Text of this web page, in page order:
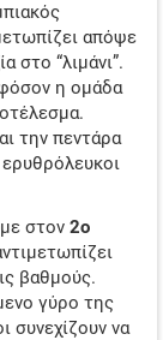
απόψε
στο “λιμάνι”.
η ομάδα
την πεντάρα
στον 2ο
βαθμούς.
γύρο της
συνεχίζουν να